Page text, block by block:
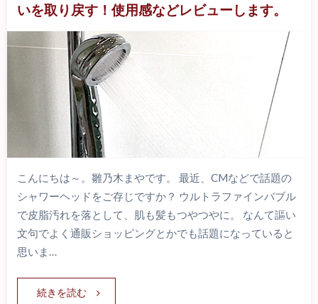
いを取り戻す！使用感などレビューします。
こんにちは～。雛乃木まやです。 最近、CMなどで話題の
シャワーヘッドをご存じですか？ ウルトラファインバブル
で皮脂汚れを落として、肌も髪もつやつやに。 なんて謳い
文句でよく通販ショッピングとかでも話題になっていると
思いま…
続きを読む